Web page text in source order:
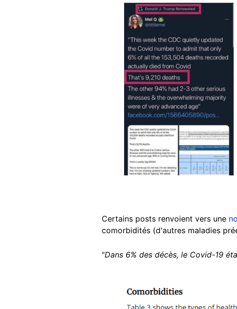
Certains posts renvoient vers une
comorbidités (d'autres maladies
"Dans 6% des décès, le Covid-19